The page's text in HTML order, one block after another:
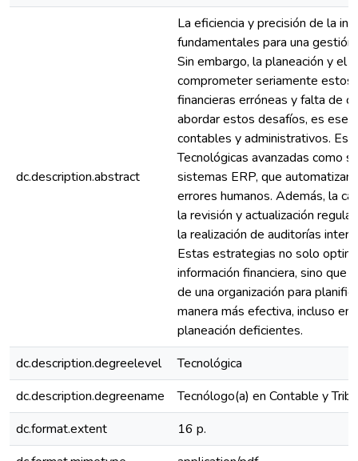
dc.description.abstract
La eficiencia y precisión de la
fundamentales para una gestión
Sin embargo, la planeación y el
comprometer seriamente estos
financieras erróneas y falta de
abordar estos desafíos, es
contables y administrativos.
Tecnológicas avanzadas como
sistemas ERP, que
errores humanos. Además, la
la revisión y actualización
la realización de auditorías
Estas estrategias no solo
información financiera, sino que
de una organización para
manera más efectiva, incluso
planeación deficientes.
dc.description.degreelevel
Tecnológica
dc.description.degreename
Tecnólogo(a) en Contable y
dc.format.extent
16 p.